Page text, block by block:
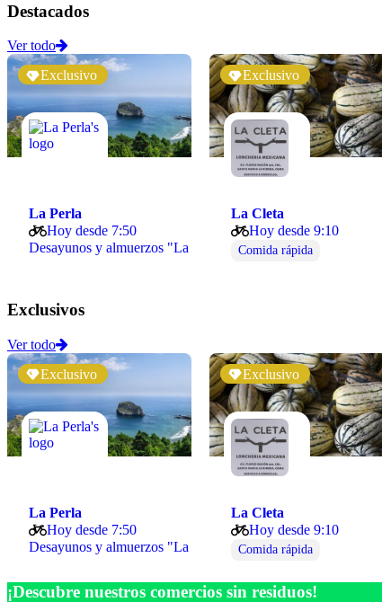
Destacados
Ver todo
Exclusivo
La Perla
Hoy desde 7:50
Exclusivo
La Cleta
Hoy desde 9:10
Comida rápida
Exclusivos
Ver todo
Exclusivo
La Perla
Hoy desde 7:50
Exclusivo
La Cleta
Hoy desde 9:10
Comida rápida
¡Descubre nuestros comercios sin residuos!